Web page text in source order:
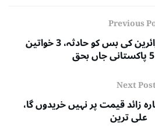
Previous
مدینہ منورہ: عمرہ زائرین کی بس کو حادثہ، 3 خواتین
Next
زائد قیمت پر نہیں خریدوں گا،
علی ترین